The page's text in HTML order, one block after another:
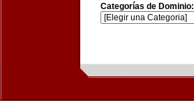
Categorías de Dominio: